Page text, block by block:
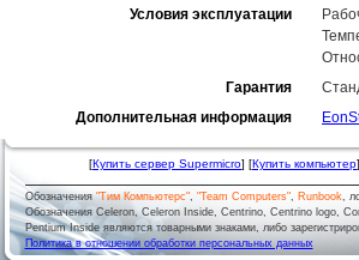
Условия эксплуатации
Гарантия
Дополнительная информация
[Купить сервер Supermicro] [Купить компьютер
Обозначения"Тим Компьютерс", "Team Computers", Runbook,
Обозначения Celeron, Celeron Inside, Centrino, Centrino logo,
Pentium Inside являются товарными знаками, либо
Политика в отношении обработки персональных данных